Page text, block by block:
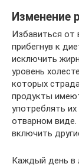
Изменение
Избавиться от
прибегнув к
исключить
уровень
которых
продукты
употреблять
отварном
включить
Каждый день в